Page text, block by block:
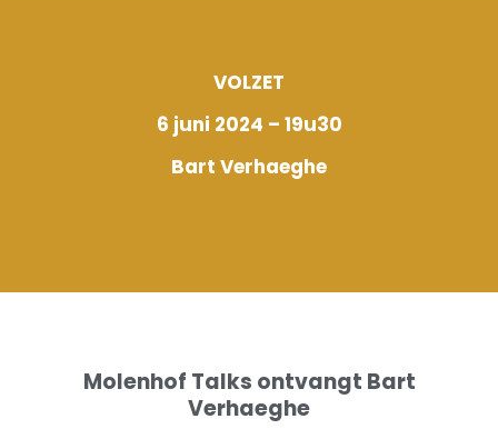
VOLZET
6 juni 2024 – 19u30
Bart Verhaeghe
Molenhof Talks ontvangt Bart
Verhaeghe